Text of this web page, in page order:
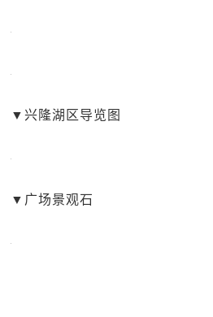
▼兴隆湖区导览图
▼ 广场景观石